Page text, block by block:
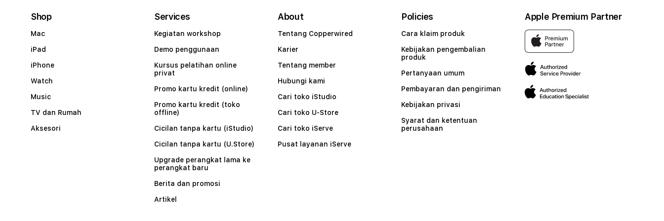
Shop
Mac
iPad
iPhone
Watch
Music
TV dan Rumah
Aksesori
Services
Kegiatan workshop
Demo penggunaan
Kursus pelatihan online
privat
Promo kartu kredit (online)
Promo kartu kredit (toko
offline)
Cicilan tanpa kartu (iStudio)
Cicilan tanpa kartu (U.Store)
Upgrade perangkat lama ke
perangkat baru
Berita dan promosi
Artikel
About
Tentang Copperwired
Karier
Tentang member
Hubungi kami
Cari toko iStudio
Cari toko U-Store
Cari toko iServe
Pusat layanan iServe
Policies
Cara klaim produk
Kebijakan pengembalian
produk
Pertanyaan umum
Pembayaran dan pengiriman
Kebijakan privasi
Syarat dan ketentuan
perusahaan
Apple Premium Partner